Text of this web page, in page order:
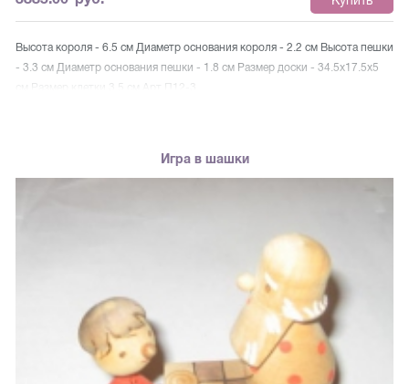
Высота короля - 6.5 см Диаметр основания короля - 2.2 см Высота пешки
- 3.3 см Диаметр основания пешки - 1.8 см Размер доски - 34.5х17.5х5
см Размер клетки 3.5 см Арт П12-3
Игра в шашки